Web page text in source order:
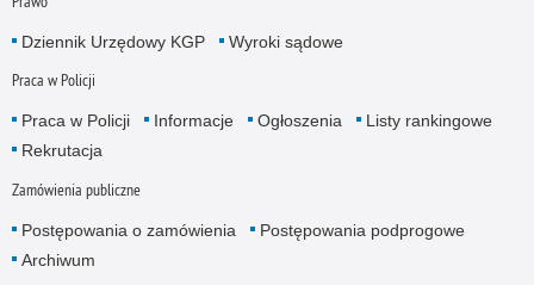
Dziennik Urzędowy KGP Wyroki sądowe
Praca w Policji
Praca w Policji Informacje Ogłoszenia
Listy rankingowe
Rekrutacja
Zamówienia publiczne
Postępowania o zamówienia
Postępowania podprogowe
Archiwum